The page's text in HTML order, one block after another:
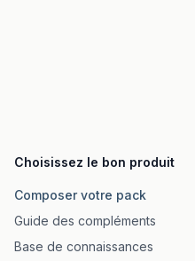
Choisissez le bon produit
Composer votre pack
Guide des compléments
Base de connaissances